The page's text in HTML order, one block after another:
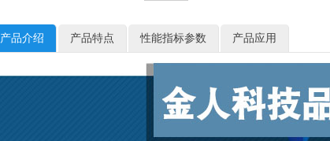
产品介绍 产品特点 性能指标参数 产品应用